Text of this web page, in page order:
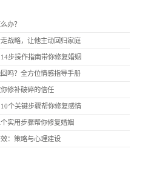
办？
战略，让他主动回归家庭
步操作指南带你修复婚姻
吗？全方位情感指导手册
修补破碎的信任
个关键步骤帮你修复感情
实用步骤帮你修复婚姻
：策略与心理建设